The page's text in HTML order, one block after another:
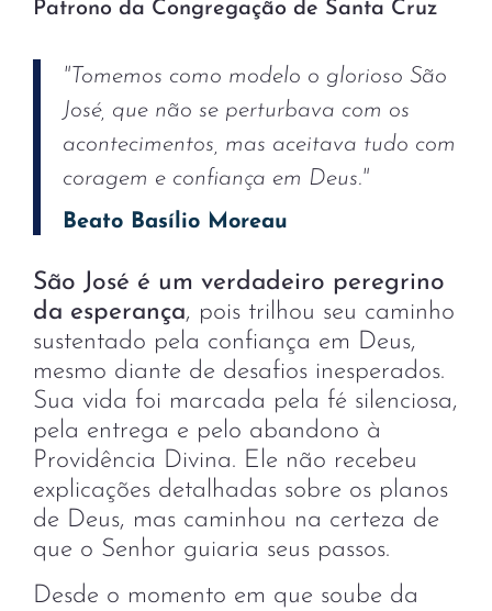
Patrono da Congregação de Santa Cruz
"Tomemos como modelo o glorioso São
José, que não se perturbava com os
acontecimentos, mas aceitava tudo com
coragem e confiança em Deus."
Beato Basílio Moreau
São José é um verdadeiro peregrino
da esperança, pois trilhou seu caminho
sustentado pela confiança em Deus,
mesmo diante de desafios inesperados.
Sua vida foi marcada pela fé silenciosa,
pela entrega e pelo abandono à
Providência Divina. Ele não recebeu
explicações detalhadas sobre os planos
de Deus, mas caminhou na certeza de
que o Senhor guiaria seus passos.
Desde o momento em que soube da